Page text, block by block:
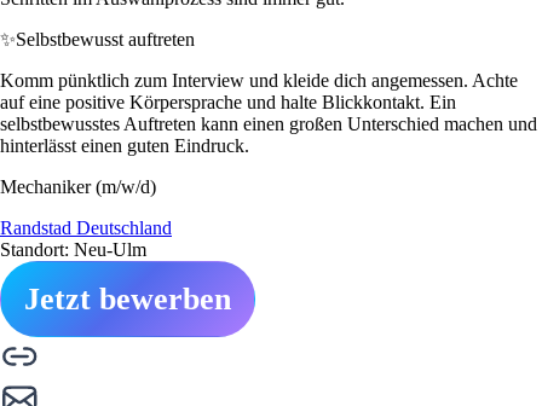
✨Selbstbewusst auftreten
Komm pünktlich zum Interview und kleide dich angemessen. Achte
auf eine positive Körpersprache und halte Blickkontakt. Ein
selbstbewusstes Auftreten kann einen großen Unterschied machen und
hinterlässt einen guten Eindruck.
Mechaniker (m/w/d)
Randstad Deutschland
Standort: Neu-Ulm
Jetzt bewerben